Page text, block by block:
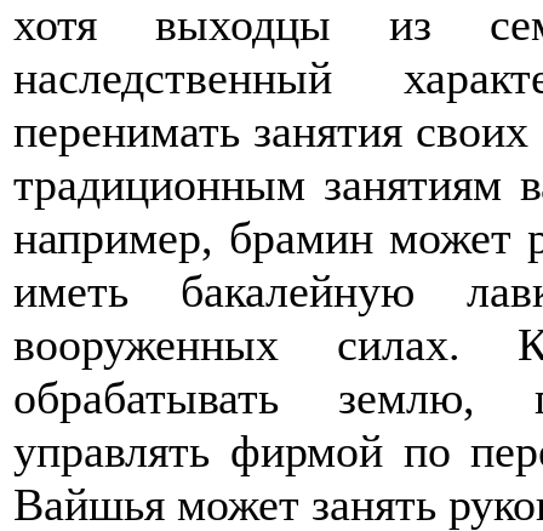
хотя выходцы из
наследственный
перенимать занятия
традиционным занятиям
например, брамин может
иметь бакалейную
вооруженных силах.
обрабатывать
управлять фирмой по
Вайшья может занять